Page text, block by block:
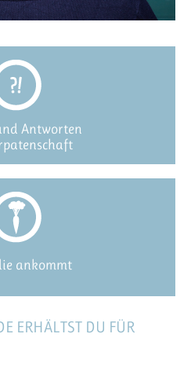
Antworten
ankommt
ERHÄLTST DU FÜR